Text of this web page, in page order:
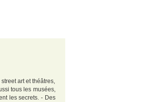
art et théâtres,
tous les musées,
les secrets. - Des